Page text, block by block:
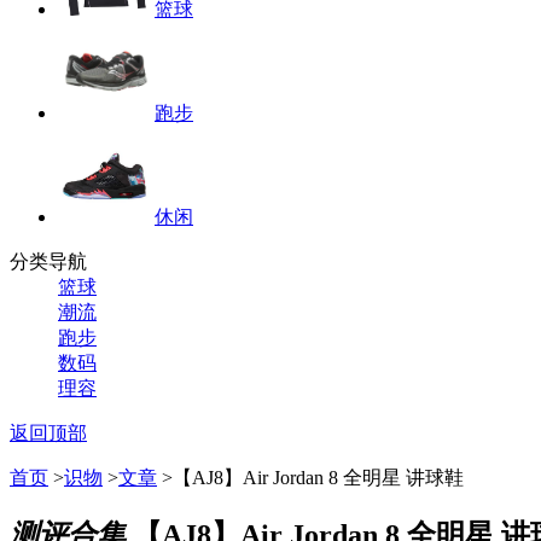
篮球
跑步
休闲
分类导航
篮球
潮流
跑步
数码
理容
返回顶部
首页 >识物 >文章 >【AJ8】Air Jordan 8 全明星 讲球鞋